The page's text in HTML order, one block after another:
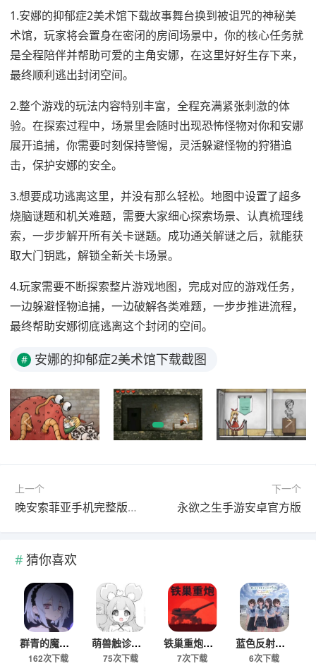
1.安娜的抑郁症2美术馆下载故事舞台换到被诅咒的神秘美
术馆，玩家将会置身在密闭的房间场景中，你的核心任务就
是全程陪伴并帮助可爱的主角安娜，在这里好好生存下来，
最终顺利逃出封闭空间。
2.整个游戏的玩法内容特别丰富，全程充满紧张刺激的体
验。在探索过程中，场景里会随时出现恐怖怪物对你和安娜
展开追捕，你需要时刻保持警惕，灵活躲避怪物的狩猎追
击，保护安娜的安全。
3.想要成功逃离这里，并没有那么轻松。地图中设置了超多
烧脑谜题和机关难题，需要大家细心探索场景、认真梳理线
索，一步步解开所有关卡谜题。成功通关解谜之后，就能获
取大门钥匙，解锁全新关卡场景。
4.玩家需要不断探索整片游戏地图，完成对应的游戏任务，
一边躲避怪物追捕，一边破解各类难题，一步步推进流程，
最终帮助安娜彻底逃离这个封闭的空间。
# 安娜的抑郁症2美术馆下载截图
上一个
晚安索菲亚手机完整版下载
下一个
永欲之生手游安卓官方版
猜你喜欢
群青的魔女安卓汉化移植直装版
162次下载
萌兽触诊游戏安装包免费下载
75次下载
铁巢重炮手机版下载入口
7次下载
蓝色反射少女们的奇迹中文版
6次下载